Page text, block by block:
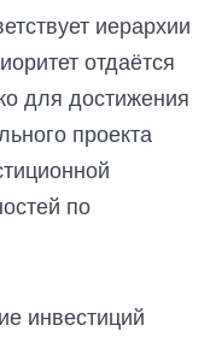
иерархии
отдаётся
для достижения
проекта
по
инвестиций